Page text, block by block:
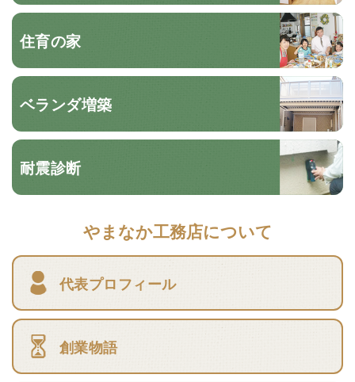
住育の家
ベランダ増築
耐震診断
やまなか工務店について
代表プロフィール
創業物語